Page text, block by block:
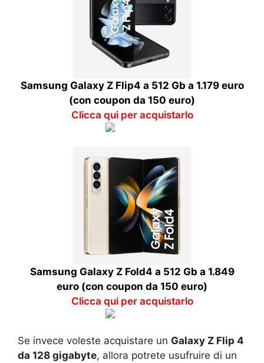
Samsung Galaxy Z Flip4 a 512 Gb a 1.179 euro
(con coupon da 150 euro)
Clicca qui per acquistarlo
Samsung Galaxy Z Fold4 a 512 Gb a 1.849
euro (con coupon da 150 euro)
Clicca qui per acquistarlo
Se invece voleste acquistare un Galaxy Z Flip 4
da 128 gigabyte, allora potrete usufruire di un